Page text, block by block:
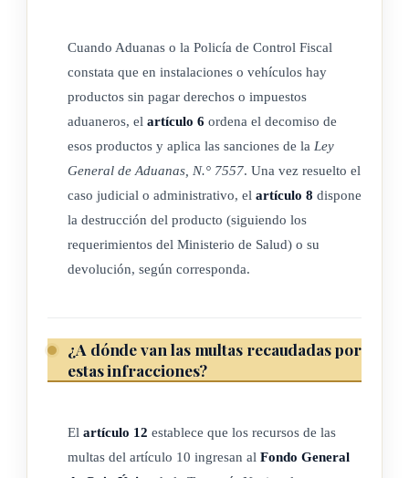
ARTÍCULO 9
La Dirección General de Aduanas multará con dos (2)
salarios base a las personas físicas o jurídicas que no cumplan
las disposiciones de los artículos 2 y 3 de esta Ley. A los que
reincidan en el incumplimiento de este artículo, se les multará
Fiscal deberán poner en conocimiento del Ministerio de
Salud, indistintamente si existe reincidencia o no, la
anterior, sin perjuicio de las demás acciones legales que
correspondan.
Cuando Aduanas o la Policía de Control Fiscal
constata que en instalaciones o vehículos hay
productos sin pagar derechos o impuestos
aduaneros, el artículo 6 ordena el decomiso de
esos productos y aplica las sanciones de la Ley
General de Aduanas, N.° 7557. Una vez resuelto el
caso judicial o administrativo, el artículo 8 dispone
la destrucción del producto (siguiendo los
requerimientos del Ministerio de Salud) o su
devolución, según corresponda.
¿A dónde van las multas recaudadas por
estas infracciones?
El artículo 12 establece que los recursos de las
multas del artículo 10 ingresan al Fondo General